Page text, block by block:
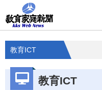
教育ICT
教育ICT